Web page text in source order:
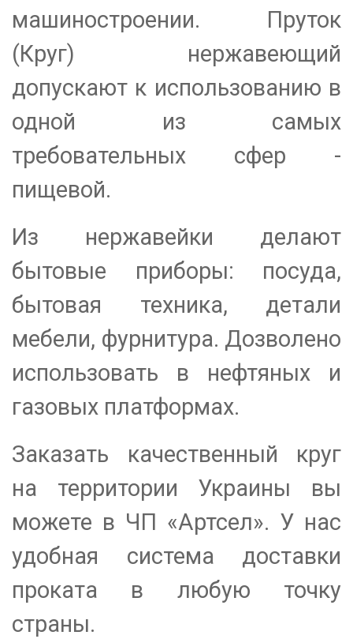
машиностроении. Пруток
(Круг) нержавеющий
допускают к использованию в
одной из самых
требовательных сфер -
пищевой.
Из нержавейки делают
бытовые приборы: посуда,
бытовая техника, детали
мебели, фурнитура. Дозволено
использовать в нефтяных и
газовых платформах.
Заказать качественный круг
на территории Украины вы
можете в ЧП «Артсел». У нас
удобная система доставки
проката в любую точку
страны.